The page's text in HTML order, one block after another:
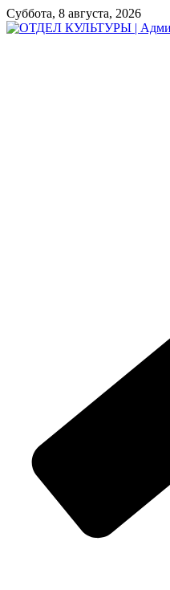
Перейти
к
Суббота, 8 августа, 2026